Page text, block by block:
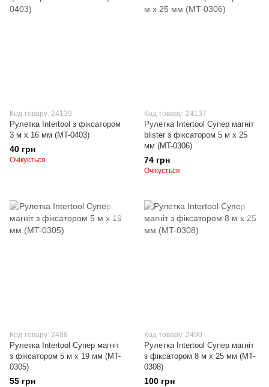
Код товару: 24139
Рулетка Intertool з фіксатором
3 м х 16 мм (MT-0403)
40 грн
Очікується
Код товару: 24137
Рулетка Intertool Супер магніт
blister з фіксатором 5 м х 25
мм (MT-0306)
74 грн
Очікується
Код товару: 2488
Рулетка Intertool Супер магніт
з фіксатором 5 м х 19 мм (MT-
0305)
55 грн
Код товару: 2490
Рулетка Intertool Супер магніт
з фіксатором 8 м х 25 мм (MT-
0308)
100 грн